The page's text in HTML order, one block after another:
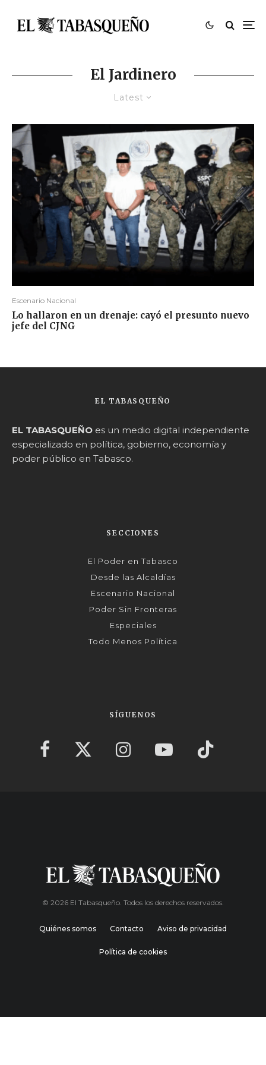
El Jardinero
Latest
Escenario Nacional
Lo hallaron en un drenaje: cayó el presunto nuevo
jefe del CJNG
EL TABASQUEÑO
EL TABASQUEÑO es un medio digital independiente
especializado en política, gobierno, economía y
poder público en Tabasco.
SECCIONES
El Poder en Tabasco
Desde las Alcaldías
Escenario Nacional
Poder Sin Fronteras
Especiales
Todo Menos Política
SÍGUENOS
© 2026 El Tabasqueño. Todos los derechos reservados.
Quiénes somos Contacto Aviso de privacidad
Política de cookies